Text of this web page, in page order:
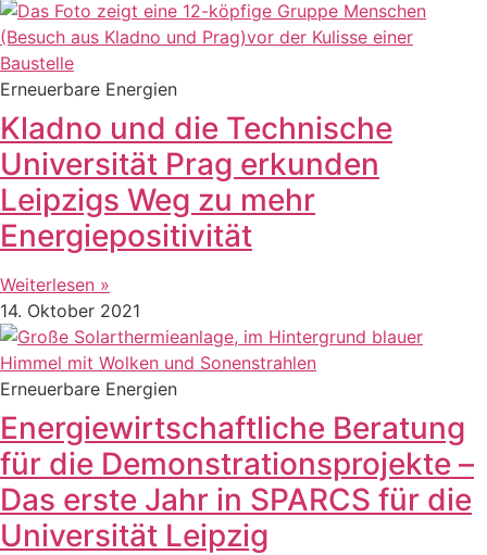
Erneuerbare Energien
Kladno und die Technische
Universität Prag erkunden
Leipzigs Weg zu mehr
Energiepositivität
Weiterlesen »
14. Oktober 2021
Erneuerbare Energien
Energiewirtschaftliche Beratung
für die Demonstrationsprojekte –
Das erste Jahr in SPARCS für die
Universität Leipzig